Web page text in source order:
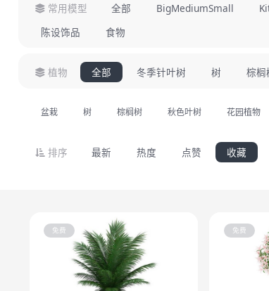
常用模型 全部 BigMediumSmall
陈设饰品
食物
植物 全部 冬季针叶树 树 棕榈
盆栽 树 棕榈树 秋色叶树 花园植物
排序 最新 热度 点赞 收藏
免费 免费